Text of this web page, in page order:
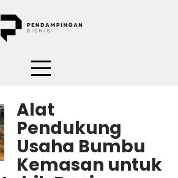
Alat
Pendukung
Usaha Bumbu
Kemasan untuk